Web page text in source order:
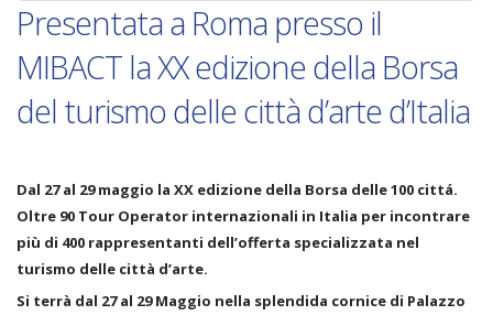
Presentata a Roma presso il
MIBACT la XX edizione della Borsa
del turismo delle città d’arte d’Italia
Dal 27 al 29 maggio la XX edizione della Borsa delle 100 cittá.
Oltre 90 Tour Operator internazionali in Italia per incontrare
più di 400 rappresentanti dell’offerta specializzata nel
turismo delle città d’arte.
Si terrà dal 27 al 29 Maggio nella splendida cornice di Palazzo